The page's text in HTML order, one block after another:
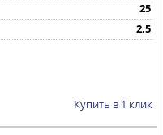
25
2,5
Купить в 1 клик